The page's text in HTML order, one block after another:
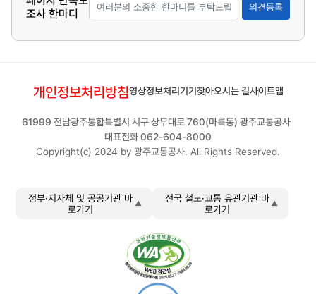
조사 한마디
의견등록
개인정보처리방침영상정보처리기기 찾아오시는 길사이트맵
61999 전남광주통합특별시 서구 상무대로 760(마륵동) 광주교통공사
대표전화 062-604-8000
Copyright(c) 2024 by 광주교통공사. All Rights Reserved.
정부·지자체 및 공공기관 바
로가기
전국 철도·교통 유관기관 바
로가기